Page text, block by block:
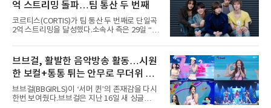
붉은빛의 컬러 렌즈가 비현실적인 분위기를 자
아내고, 여러 원색이 불규칙하게 뒤섞인 멀티컬
러 헤어와 과감한 블루·블랙 립 메이크업이 낯설
고도 매혹적인 비주얼을 완성했다.스타일링 역
엣을 거침없이 결합했다. 멤버들은 각기 다른 개
성을 살린 스타일링을 선
억 스트리밍 돌파…팀 통산 두 번째
코르티스(CORTIS)가 팀 통산 두 번째로 단일곡
2억 스트리밍을 달성했다.소속사 측은 29일 “코
벌 오디오·음원 스트리밍 플랫폼 스포티파이에
서 27일 자로 누적 재생 수 2억 회를 돌파했
다”고 밝혔다.곡이 발표된 지 약 10개월 만이다.
팀의 첫 번째 2억 스트리밍 곡은 동일 음반에 수
록된 ‘GO!’다. 이 노래는 공개 약 9개월 만인 지
난달 26일 자에 2억 고지를 밟았다. 이는 최근 5
년 내 데뷔한 보이그룹의 곡 중 최단기 2억 달성
브브걸, 활발한 음악방송 활동…시원
한 보컬+통통 튀는 안무로 무더위 사
냥
브브걸(BBGIRLS)이 ‘서머 퀸’의 존재감을 다시
한번 보여줬다.브브걸은 지난 16일 새 싱글